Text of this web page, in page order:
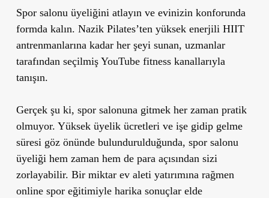
Spor salonu üyeliğini atlayın ve evinizin konforunda
formda kalın. Nazik Pilates’ten yüksek enerjili HIIT
antrenmanlarına kadar her şeyi sunan, uzmanlar
tarafından seçilmiş YouTube fitness kanallarıyla
tanışın.
Gerçek şu ki, spor salonuna gitmek her zaman pratik
olmuyor. Yüksek üyelik ücretleri ve işe gidip gelme
süresi göz önünde bulundurulduğunda, spor salonu
üyeliği hem zaman hem de para açısından sizi
zorlayabilir. Bir miktar ev aleti yatırımına rağmen
online spor eğitimiyle harika sonuçlar elde